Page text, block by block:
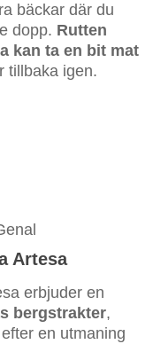
bäckar där du
dopp. Rutten
kan ta en bit mat
tillbaka igen.
Artesa
erbjuder en
bergstrakter,
en utmaning